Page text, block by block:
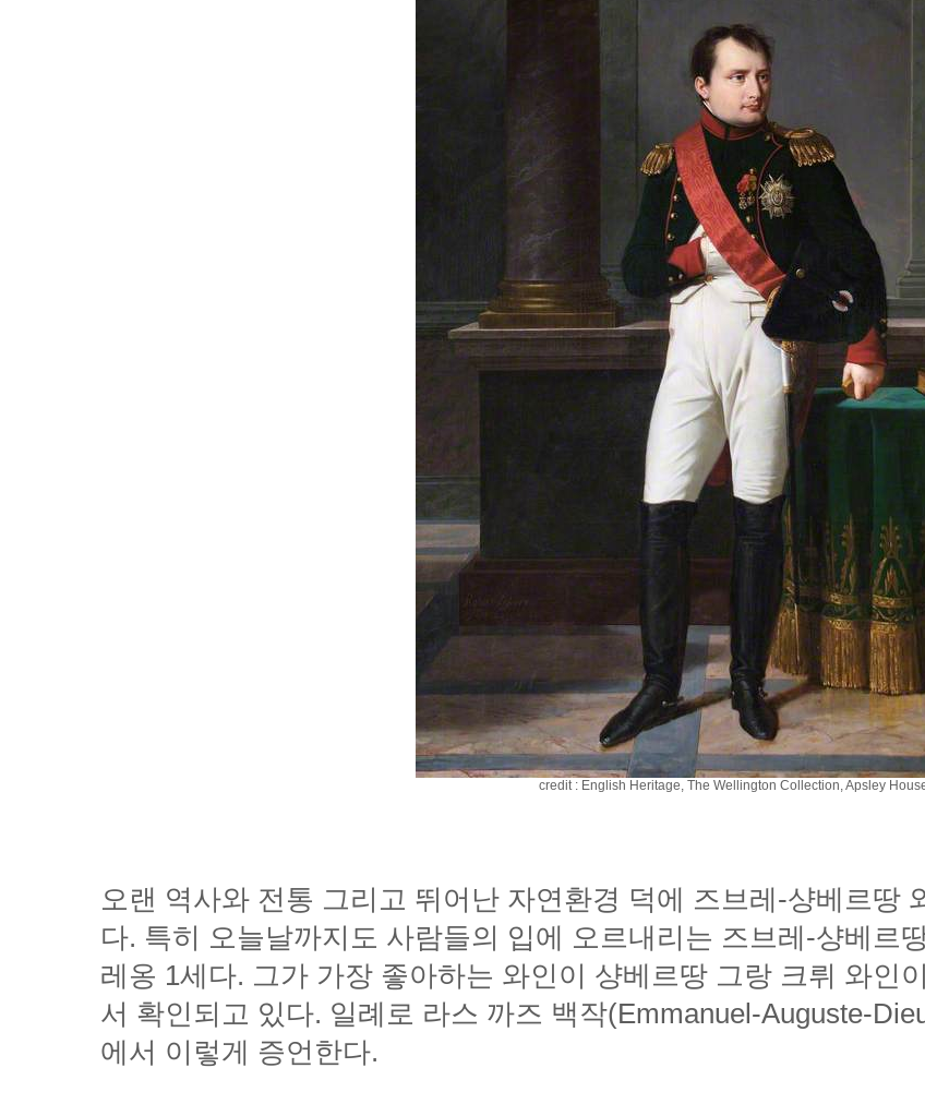
credit : English Heritage, The Wellington Collection, Apsley
에서 이렇게 증언한다.